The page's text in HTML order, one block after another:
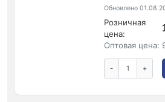
Обновлено
Розничная
цена:
Оптовая цена:
- +